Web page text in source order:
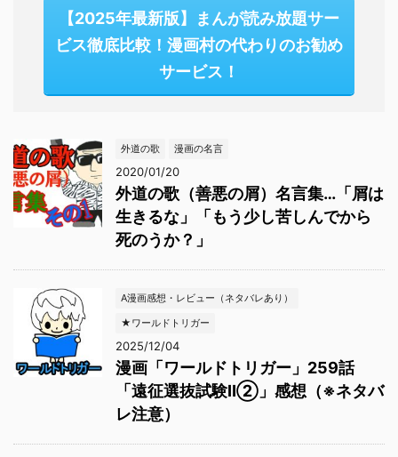
【2025年最新版】まんが読み放題サー
ビス徹底比較！漫画村の代わりのお勧め
サービス！
外道の歌 漫画の名言
2020/01/20
外道の歌（善悪の屑）名言集…「屑は
生きるな」「もう少し苦しんでから
死のうか？」
A漫画感想・レビュー（ネタバレあり）
★ワールドトリガー
2025/12/04
漫画「ワールドトリガー」259話
「遠征選抜試験Ⅱ②」感想（※ネタバ
レ注意）